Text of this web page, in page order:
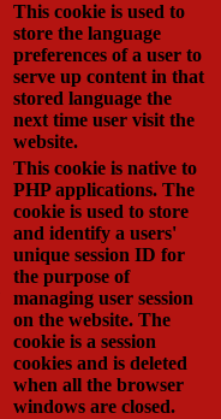
This cookie is used to
store the language
preferences of a user to
serve up content in that
stored language the
next time user visit the
website.
This cookie is native to
PHP applications. The
cookie is used to store
and identify a users'
unique session ID for
the purpose of
managing user session
on the website. The
cookie is a session
cookies and is deleted
when all the browser
windows are closed.